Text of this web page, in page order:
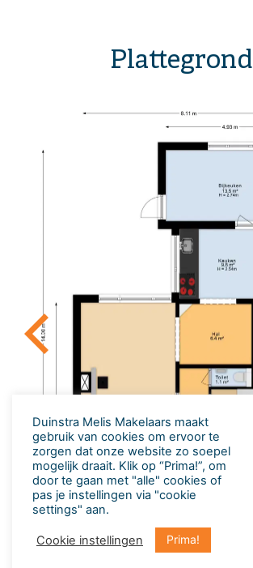
Plattegrond
Duinstra Melis Makelaars maakt
gebruik van cookies om ervoor te
zorgen dat onze website zo soepel
mogelijk draait​. Klik op “Prima!”, om
door te gaan met "alle" cookies of
pas je instellingen via "cookie
settings" aan.
Cookie instellingen Prima!